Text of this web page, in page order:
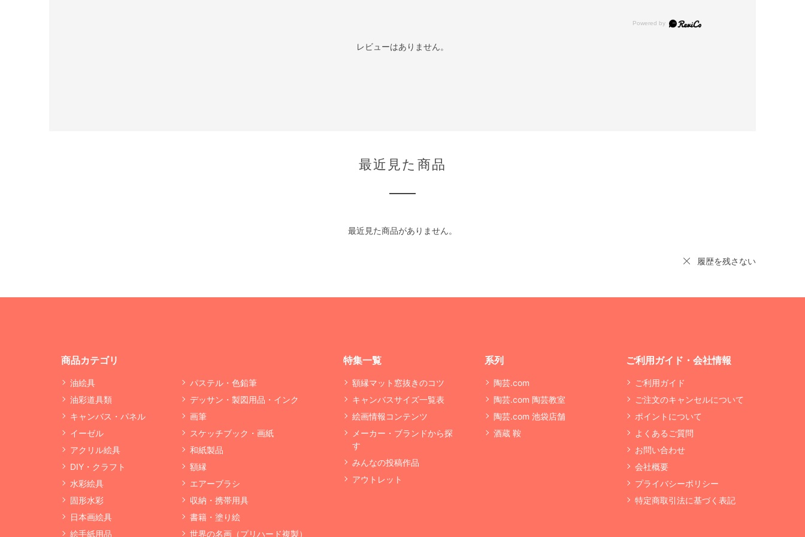
レビューはありません。
最近見た商品
最近見た商品がありません。
履歴を残さない
商品カテゴリ
油絵具
油彩道具類
キャンバス・パネル
イーゼル
アクリル絵具
DIY・クラフト
水彩絵具
固形水彩
日本画絵具
絵手紙用品
パステル・色鉛筆
デッサン・製図用品・インク
画筆
スケッチブック・画紙
和紙製品
額縁
エアーブラシ
収納・携帯用具
書籍・塗り絵
世界の名画（プリハード複製）
特集一覧
額縁マット窓抜きのコツ
キャンバスサイズ一覧表
絵画情報コンテンツ
メーカー・ブランドから探
す
みんなの投稿作品
アウトレット
系列
陶芸.com
陶芸.com 陶芸教室
陶芸.com 池袋店舗
酒蔵 鞍
ご利用ガイド・会社情報
ご利用ガイド
ご注文のキャンセルについて
ポイントについて
よくあるご質問
お問い合わせ
会社概要
プライバシーポリシー
特定商取引法に基づく表記